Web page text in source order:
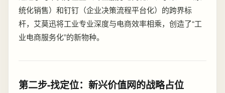
统化销售）和钉钉（企业决策流程平台化）的跨界标
杆，艾莫迅将工业专业深度与电商效率相乘，创造了“工
业电商服务化”的新物种。
第二步-找定位：新兴价值网的战略占位